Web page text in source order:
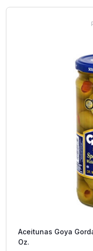
Aceitunas Goya
Oz.